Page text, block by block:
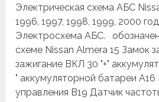
Электрическая схема АБС
1996, 1997, 1998, 1999, 2000
Электросхема АБС.
схеме Nissan Almera 15 Замок
зажигание ВКЛ 30 "+"
" аккумуляторной батареи
управления B19 Датчик